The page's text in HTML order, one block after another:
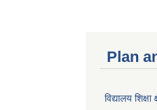
Plan
विद्यालय